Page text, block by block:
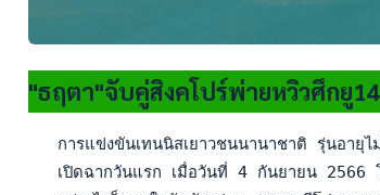
"ธฤตา"จับคู่สิงคโปร์พ่ายหวิวศึกยู
การแข่งขันเทนนิสเยาวชนนานาชาติ รุ่นอายุ
เปิดฉากวันแรก เมื่อวันที่ 4 กันยายน 2566